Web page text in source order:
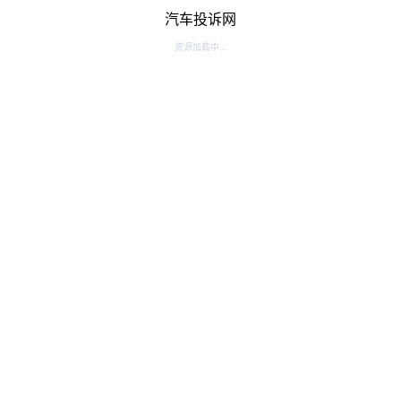
汽车投诉网
资源加载中...